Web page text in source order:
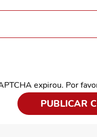
expirou. Por